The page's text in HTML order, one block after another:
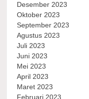
Desember 2023
Oktober 2023
September 2023
Agustus 2023
Juli 2023
Juni 2023
Mei 2023
April 2023
Maret 2023
Februari 2023